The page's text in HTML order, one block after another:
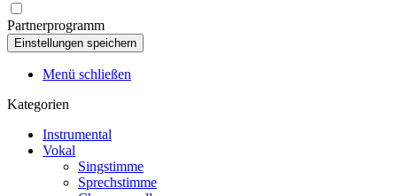
Partnerprogramm
Menü schließen
Kategorien
Instrumental
Vokal
Singstimme
Sprechstimme